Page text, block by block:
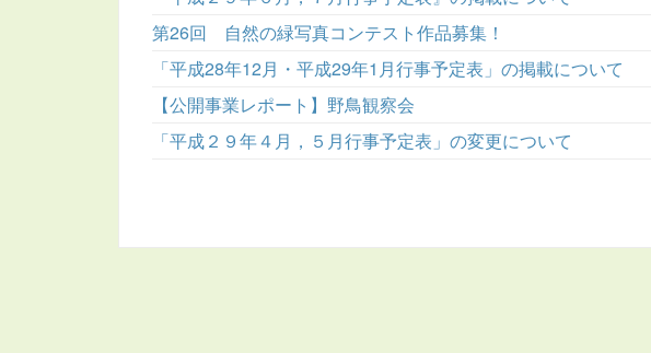
第26回 自然の緑写真コンテスト作品募集！
「平成28年12月・平成29年1月行事予定表」の掲載について
【公開事業レポート】野鳥観察会
「平成２９年４月，５月行事予定表」の変更について